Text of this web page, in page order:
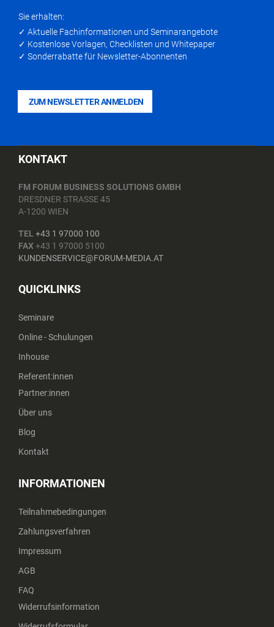
Sie erhalten:
✓ Aktuelle Fachinformationen und Seminarangebote
✓ Kostenlose Vorlagen, Checklisten und Whitepaper
✓ Sonderrabatte für Newsletter-Abonnenten
ZUM NEWSLETTER ANMELDEN
KONTAKT
FM FORUM BUSINESS SOLUTIONS GMBH
DRESDNER STRASSE 45
A-1200 WIEN
TEL +43 1 97000 100
FAX+43 1 97000 5100
KUNDENSERVICE@FORUM-MEDIA.AT
QUICKLINKS
Seminare
Online - Schulungen
Inhouse
Referent:innen
Partner:innen
Über uns
Blog
Kontakt
INFORMATIONEN
Teilnahmebedingungen
Zahlungsverfahren
Impressum
AGB
FAQ
Widerrufsinformation